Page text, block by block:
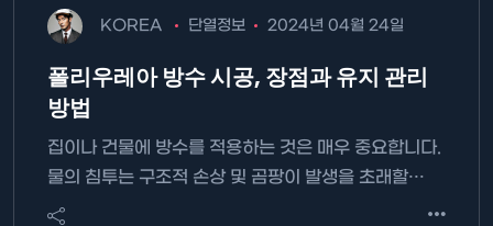
KOREA 단열정보 2024년 04월 24일
폴리우레아 방수 시공, 장점과 유지 관리
방법
집이나 건물에 방수를 적용하는 것은 매우 중요합니다.
물의 침투는 구조적 손상 및 곰팡이 발생을 초래할…